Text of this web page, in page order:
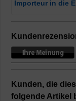
Importeur in die
Kunden, die
folgende Artikel